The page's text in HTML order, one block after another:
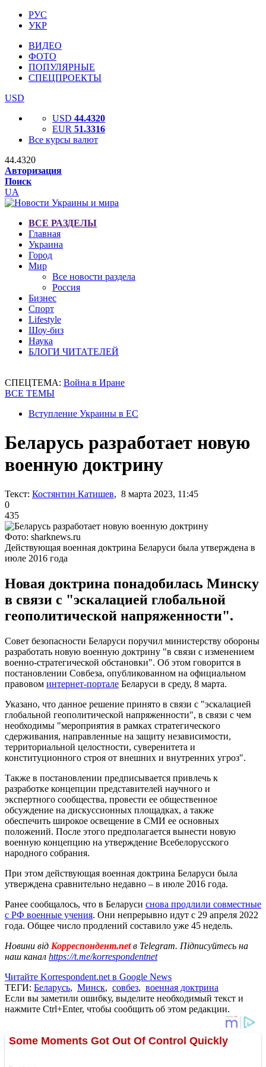
РУС
УКР
ВИДЕО
ФОТО
ПОПУЛЯРНЫЕ
СПЕЦПРОЕКТЫ
USD
USD 44.4320
EUR 51.3316
Все курсы валют
44.4320
Авторизация
Поиск
UA
ВСЕ РАЗДЕЛЫ
Главная
Украина
Город
Мир
Все новости раздела
Россия
Бизнес
Спорт
Lifestyle
Шоу-биз
Наука
БЛОГИ ЧИТАТЕЛЕЙ
СПЕЦТЕМА: Война в Иране
ВСЕ ТЕМЫ
Вступление Украины в ЕС
Беларусь разработает новую
военную доктрину
Текст: Костянтин Катишев, 8 марта 2023, 11:45
0
435
Фото: sharknews.ru
Действующая военная доктрина Беларуси была утверждена в
июле 2016 года
Новая доктрина понадобилась Минску
в связи с "эскалацией глобальной
геополитической напряженности".
Совет безопасности Беларуси поручил министерству обороны
разработать новую военную доктрину "в связи с изменением
военно-стратегической обстановки". Об этом говорится в
постановлении Совбеза, опубликованном на официальном
правовом интернет-портале Беларуси в среду, 8 марта.
Указано, что данное решение принято в связи с "эскалацией
глобальной геополитической напряженности", в связи с чем
необходимы "мероприятия в рамках стратегического
сдерживания, направленные на защиту независимости,
территориальной целостности, суверенитета и
конституционного строя от внешних и внутренних угроз".
Также в постановлении предписывается привлечь к
разработке концепции представителей научного и
экспертного сообщества, провести ее общественное
обсуждение на дискуссионных площадках, а также
обеспечить широкое освещение в СМИ ее основных
положений. После этого предполагается вынести новую
военную концепцию на утверждение Всебелорусского
народного собрания.
При этом действующая военная доктрина Беларуси была
утверждена сравнительно недавно – в июле 2016 года.
Ранее сообщалось, что в Беларуси снова продлили совместные
с РФ военные учения. Они непрерывно идут с 29 апреля 2022
года. Общее число продлений составило уже 45 недель.
Новини від Корреспондент.netв Telegram. Підписуйтесь на
наш канал https://t.me/korrespondentnet
Читайте Korrespondent.net в Google News
ТЕГИ: Беларусь, Минск, совбез, военная доктрина
Если вы заметили ошибку, выделите необходимый текст и
нажмите Ctrl+Enter, чтобы сообщить об этом редакции.